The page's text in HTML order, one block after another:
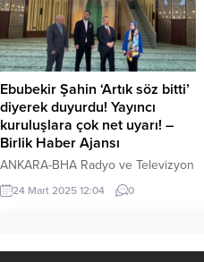
Paris Fuarı’na 19 firmayla Türkiye
Milli Katılım Organizasyonunu 19.
kez gerçekleştiriyor. İZMİR (İGFA) –
2025 yılında 6 milli katılım
organizasyonu düzenleyen...
Ebubekir Şahin ‘Artık söz bitti’
diyerek duyurdu! Yayıncı
kuruluşlara çok net uyarı! –
Birlik Haber Ajansı
ANKARA-BHA Radyo ve Televizyon
Üst Kurulu (RTÜK) Başkanı
Ebubekir Şahin, kanun dışı yayın
yönündeki uyarısına ilişkin,
24 Mart 2025 12:04 0